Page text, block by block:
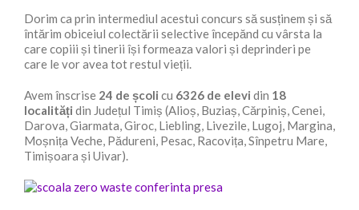
Dorim ca prin intermediul acestui concurs să susținem și să
întărim obiceiul colectării selective începănd cu vârsta la
care copiii și tinerii își formeaza valori și deprinderi pe
care le vor avea tot restul vieții.
Avem înscrise 24 de școli cu 6326 de elevi din 18
localități din Județul Timiș (Alioș, Buziaș, Cărpiniș, Cenei,
Darova, Giarmata, Giroc, Liebling, Livezile, Lugoj, Margina,
Moșnița Veche, Pădureni, Pesac, Racovița, Sînpetru Mare,
Timișoara și Uivar).